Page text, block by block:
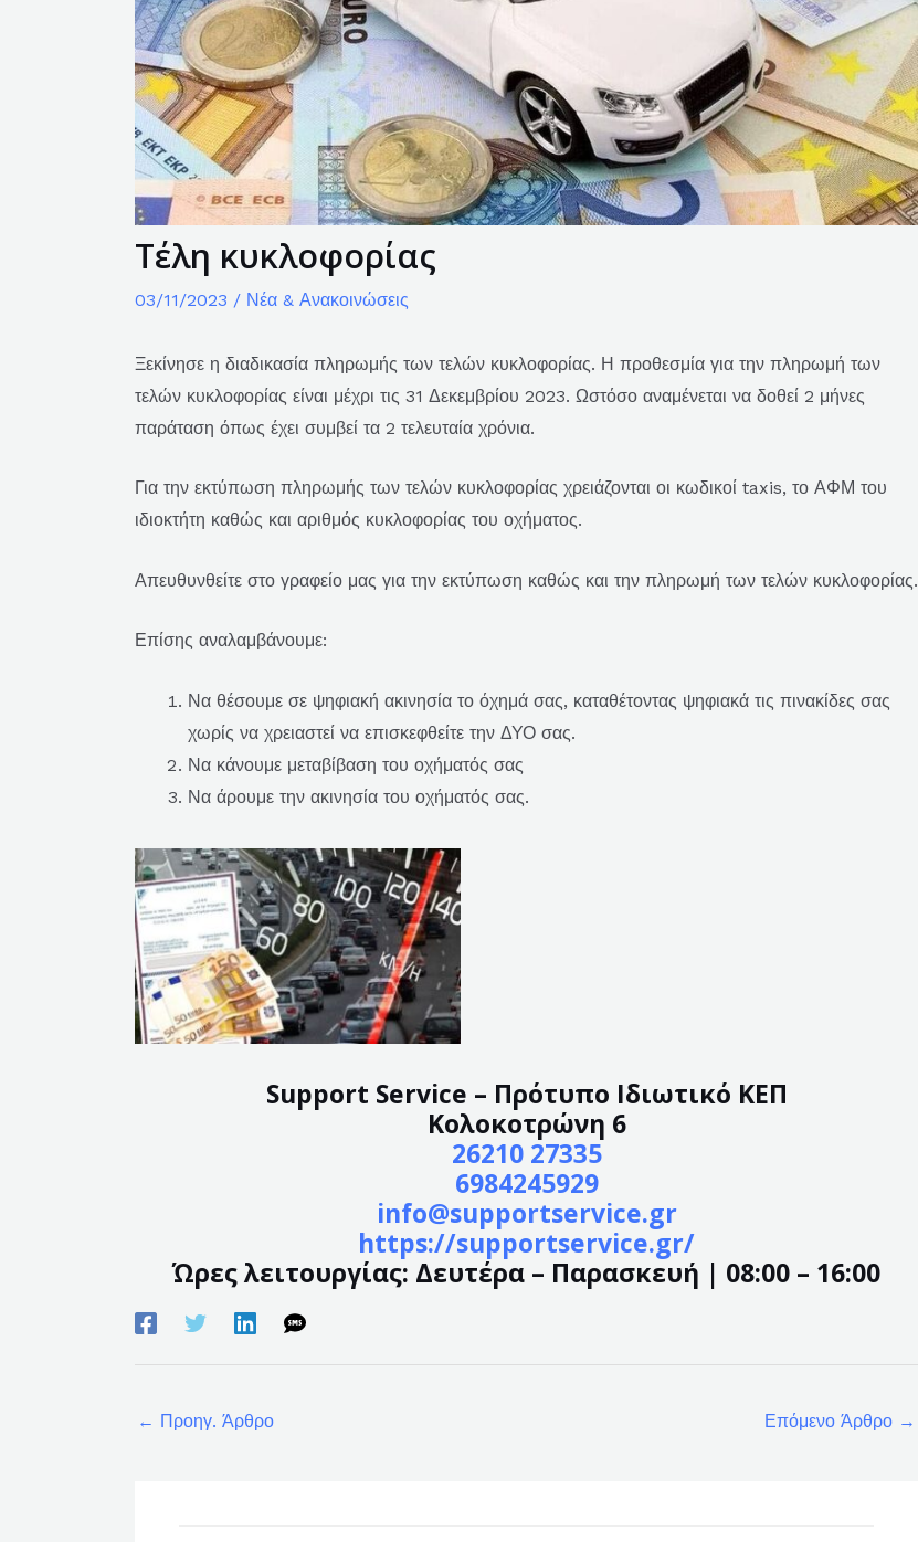
Τέλη κυκλοφορίας
03/11/2023 / Νέα & Ανακοινώσεις
Ξεκίνησε η διαδικασία πληρωμής των τελών κυκλοφορίας. Η προθεσμία για την πληρωμή των
τελών κυκλοφορίας είναι μέχρι τις 31 Δεκεμβρίου 2023. Ωστόσο αναμένεται να δοθεί 2 μήνες
παράταση όπως έχει συμβεί τα 2 τελευταία χρόνια.
Για την εκτύπωση πληρωμής των τελών κυκλοφορίας χρειάζονται οι κωδικοί taxis, το ΑΦΜ του
ιδιοκτήτη καθώς και αριθμός κυκλοφορίας του οχήματος.
Απευθυνθείτε στο γραφείο μας για την εκτύπωση καθώς και την πληρωμή των τελών κυκλοφορίας.
Επίσης αναλαμβάνουμε:
Να θέσουμε σε ψηφιακή ακινησία το όχημά σας, καταθέτοντας ψηφιακά τις πινακίδες σας
χωρίς να χρειαστεί να επισκεφθείτε την ΔΥΟ σας.
Να κάνουμε μεταβίβαση του οχήματός σας
Να άρουμε την ακινησία του οχήματός σας.
Support Service – Πρότυπο Ιδιωτικό ΚΕΠ
Κολοκοτρώνη 6
26210 27335
6984245929
info@supportservice.gr
https://supportservice.gr/
Ώρες λειτουργίας: Δευτέρα – Παρασκευή | 08:00 – 16:00
← Προηγ. Άρθρο Επόμενο Άρθρο →